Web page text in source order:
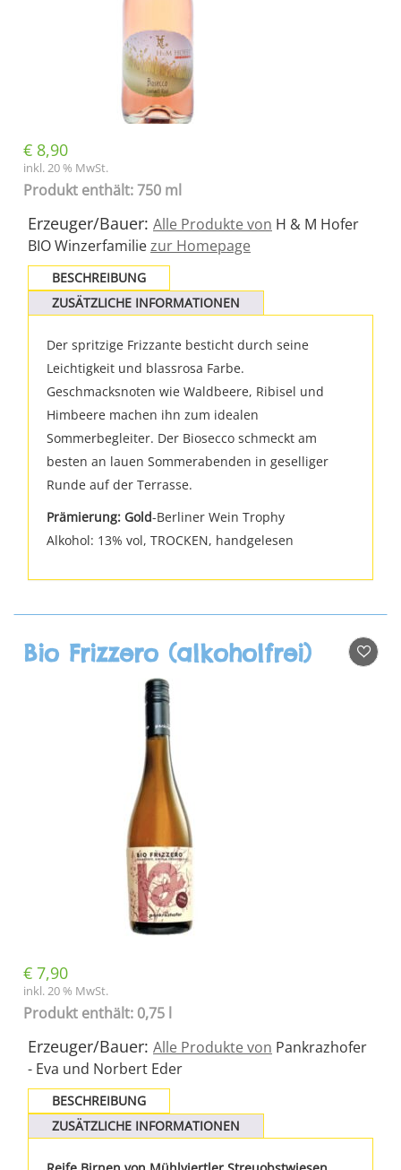
€ 8,90
inkl. 20 % MwSt.
Produkt enthält: 750 ml
Erzeuger/Bauer: Alle Produkte von H & M Hofer
BIO Winzerfamiliezur Homepage
BESCHREIBUNG
ZUSÄTZLICHE INFORMATIONEN
Der spritzige Frizzante besticht durch seine
Leichtigkeit und blassrosa Farbe.
Geschmacksnoten wie Waldbeere, Ribisel und
Himbeere machen ihn zum idealen
Sommerbegleiter. Der Biosecco schmeckt am
besten an lauen Sommerabenden in geselliger
Runde auf der Terrasse.
Prämierung: Gold-Berliner Wein Trophy
Alkohol: 13% vol, TROCKEN, handgelesen
Bio Frizzero (alkoholfrei)
€ 7,90
inkl. 20 % MwSt.
Produkt enthält: 0,75 l
Erzeuger/Bauer: Alle Produkte von Pankrazhofer
- Eva und Norbert Eder
BESCHREIBUNG
ZUSÄTZLICHE INFORMATIONEN